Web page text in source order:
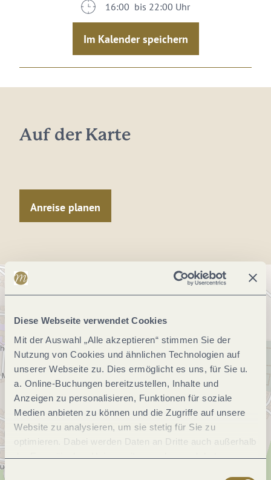
Diese Webseite verwendet Cookies
Mit der Auswahl „Alle akzeptieren“ stimmen Sie der
Nutzung von Cookies und ähnlichen Technologien auf
unserer Webseite zu. Dies ermöglicht es uns, für Sie u.
a. Online-Buchungen bereitzustellen, Inhalte und
Anzeigen zu personalisieren, Funktionen für soziale
Medien anbieten zu können und die Zugriffe auf unsere
Website zu analysieren, um sie stetig für Sie zu
optimieren. Dabei werden Daten an Dritte auch außerhalb
der Europäischen Union weitergegeben und dort
16:00 bis 22:00 Uhr
Im Kalender speichern
Auf der Karte
Anreise planen